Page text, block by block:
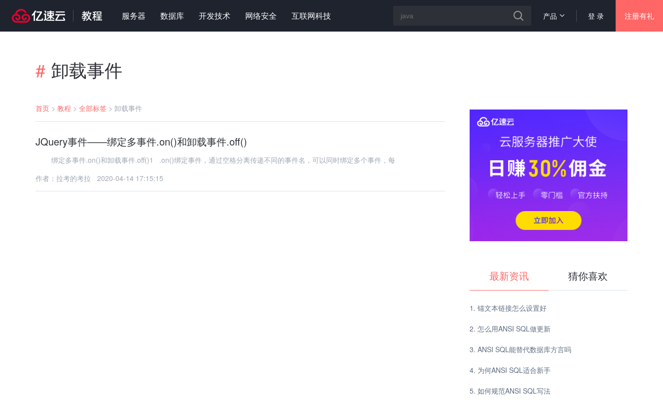
服务器 数据库 开发技术 网络安全 互联网科技 登 录 注册有礼
产品
# 卸载事件
首页 > 教程 > 全部标签 > 卸载事件
JQuery事件——绑定多事件.on()和卸载事件.off()
绑定多事件.on()和卸载事件.off()1 .on()绑定事件，通过空格分离传递不同的事件名，可以同时绑定多个事件，每
作者：拉考的考拉
2020-04-14 17:15:15
最新资讯 猜你喜欢
锚文本链接怎么设置好
怎么用ANSI SQL做更新
ANSI SQL能替代数据库方言吗
为何ANSI SQL适合新手
如何规范ANSI SQL写法